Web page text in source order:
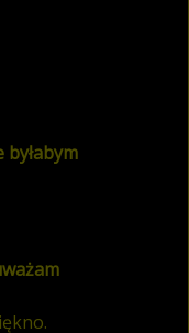
byłabym